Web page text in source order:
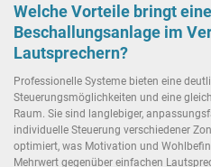
Welche Vorteile bringt
Beschallungsanlage im
Lautsprechern?
Professionelle Systeme bieten eine
Steuerungsmöglichkeiten und eine
Raum. Sie sind langlebiger,
individuelle Steuerung verschiedener
optimiert, was Motivation und
Mehrwert gegenüber einfachen